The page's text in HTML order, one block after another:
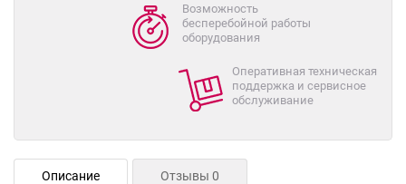
Возможность
бесперебойной работы
оборудования
Оперативная техническая
поддержка и сервисное
обслуживание
Описание Отзывы 0